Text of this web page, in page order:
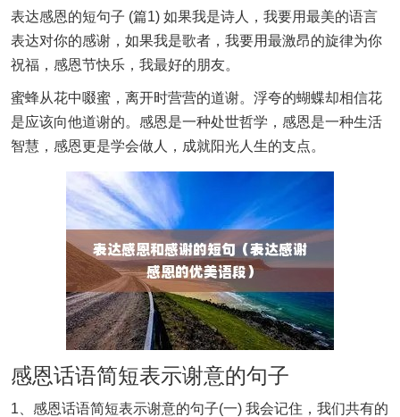
表达感恩的短句子 (篇1) 如果我是诗人，我要用最美的语言
表达对你的感谢，如果我是歌者，我要用最激昂的旋律为你
祝福，感恩节快乐，我最好的朋友。
蜜蜂从花中啜蜜，离开时营营的道谢。浮夸的蝴蝶却相信花
是应该向他道谢的。感恩是一种处世哲学，感恩是一种生活
智慧，感恩更是学会做人，成就阳光人生的支点。
感恩话语简短表示谢意的句子
1、感恩话语简短表示谢意的句子(一) 我会记住，我们共有的